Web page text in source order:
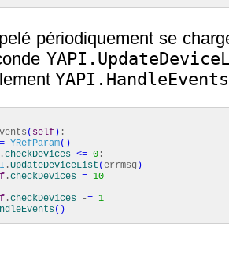
périodiquement se
YAPI.HandleEvents
( self ) :
= YRefParam( )
.checkDevices <= 0 :
.UpdateDeviceList (errmsg )
.checkDevices = 10
.checkDevices -= 1
( )